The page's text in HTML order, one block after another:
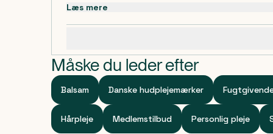
Læs mere
Måske du leder efter
Balsam Danske hudplejemærker
Hårpleje Medlemstilbud Personlig pleje